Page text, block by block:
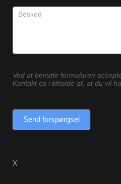
Ved at benytte formularen
Kontakt os i tilfælde af, at du vil
Send forspørgsel
X